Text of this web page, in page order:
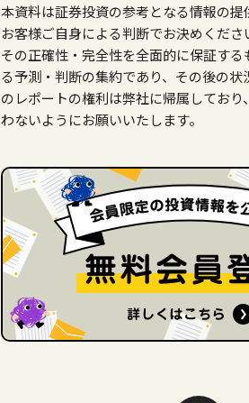
本資料は証券投資の参考となる情報の
お客様ご自身による判断でお決めくだ
その正確性・完全性を全面的に保証す
る予測・判断の集約であり、その後の
のレポートの権利は弊社に帰属してお
わないようにお願いいたします。